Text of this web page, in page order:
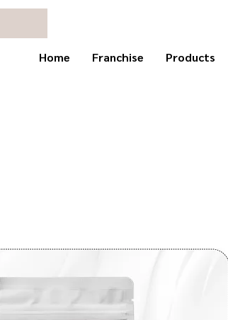
Home Franchise Products